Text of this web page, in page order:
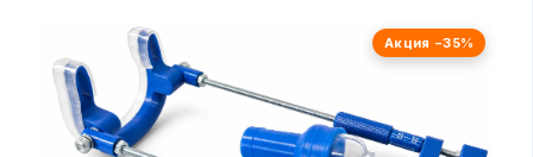
Акция −35%